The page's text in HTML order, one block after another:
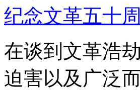
纪念文革五十
在谈到文革浩
迫害以及广泛